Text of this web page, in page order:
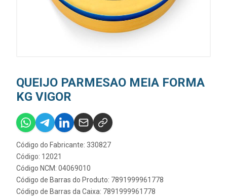
QUEIJO PARMESAO MEIA FORMA
KG VIGOR
Código do Fabricante: 330827
Código: 12021
Código NCM: 04069010
Código de Barras do Produto: 7891999961778
Código de Barras da Caixa: 7891999961778